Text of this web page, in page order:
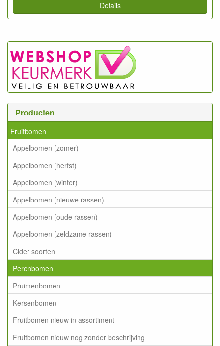
Producten
Fruitbomen
Appelbomen (zomer)
Appelbomen (herfst)
Appelbomen (winter)
Appelbomen (nieuwe rassen)
Appelbomen (oude rassen)
Appelbomen (zeldzame rassen)
Cider soorten
Perenbomen
Pruimenbomen
Kersenbomen
Fruitbomen nieuw in assortiment
Fruitbomen nieuw nog zonder beschrijving
Details